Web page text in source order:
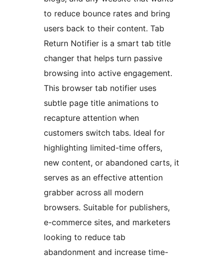
to reduce bounce rates and bring
users back to their content. Tab
Return Notifier is a smart tab title
changer that helps turn passive
browsing into active engagement.
This browser tab notifier uses
subtle page title animations to
recapture attention when
customers switch tabs. Ideal for
highlighting limited-time offers,
new content, or abandoned carts, it
serves as an effective attention
grabber across all modern
browsers. Suitable for publishers,
e-commerce sites, and marketers
looking to reduce tab
abandonment and increase time-